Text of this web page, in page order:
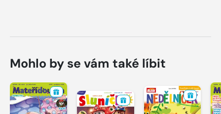
Mohlo by se vám také líbit